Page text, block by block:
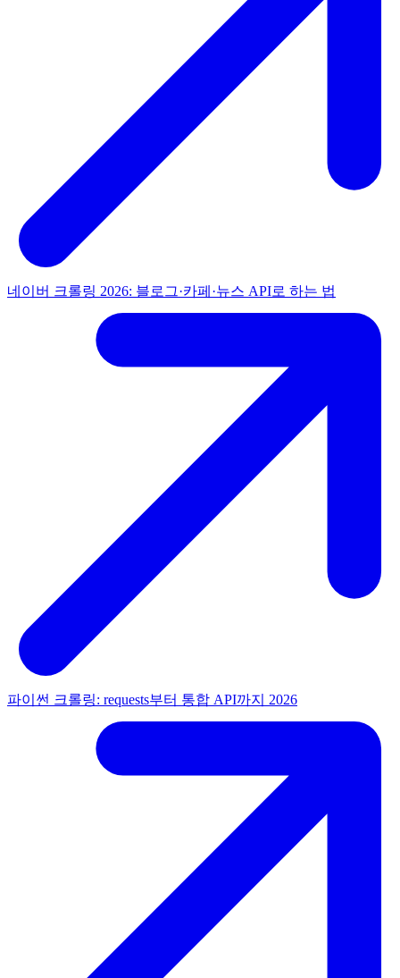
네이버 크롤링 2026: 블로그·카페·뉴스 API로 하는 법
파이썬 크롤링: requests부터 통합 API까지 2026